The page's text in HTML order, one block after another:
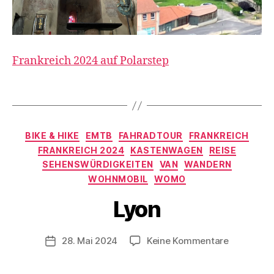
Frankreich 2024 auf Polarstep
a
st
w
e
R
Kategorien
BIKE & HIKE EMTB FAHRADTOUR
FRANKREICH
FRANKREICH 2024
KASTENWAGEN
REISE
SEHENSWÜRDIGKEITEN
VAN WANDERN
WOHNMOBIL
WOMO
Lyon
Beitragsautor
o
n
d
e
K
a
t
Veröffentlichungsdatum
28. Mai 2024 Keine Kommentarezu